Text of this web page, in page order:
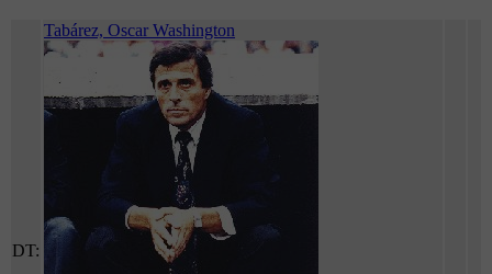
DT:
Tabárez, Oscar Washington